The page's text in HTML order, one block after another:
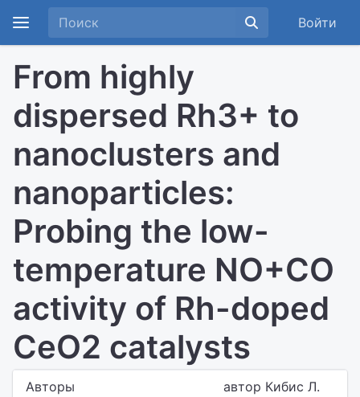
Войти
From highly
dispersed Rh3+ to
nanoclusters and
nanoparticles:
Probing the low-
temperature NO+CO
activity of Rh-doped
CeO2 catalysts
Авторы
автор Кибис Л.